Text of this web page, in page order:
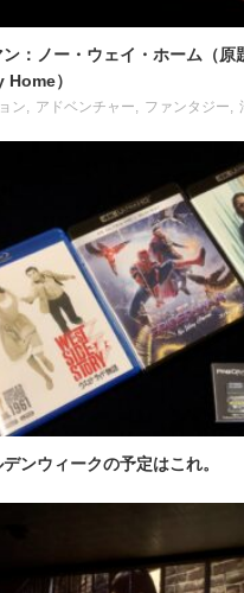
ン：ノー・ウェイ・ホーム（原
）
ン アドベンチャー ファンタジー
ンウィークの予定はこれ。